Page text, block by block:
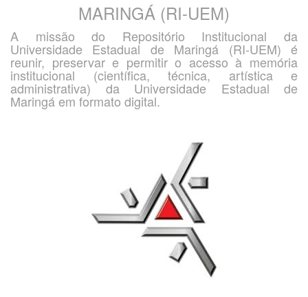
MARINGÁ (RI-UEM)
A missão do Repositório Institucional da
Universidade Estadual de Maringá (RI-UEM) é
reunir, preservar e permitir o acesso à memória
institucional (científica, técnica, artística e
administrativa) da Universidade Estadual de
Maringá em formato digital.